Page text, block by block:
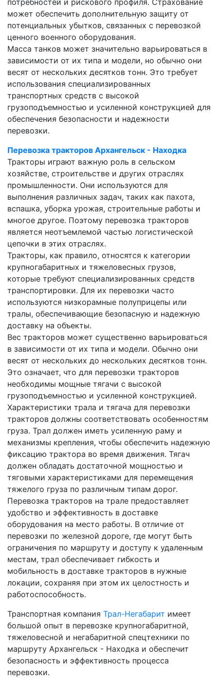
потребностей и рискового профиля. Страхование
может обеспечить дополнительную защиту от
потенциальных убытков, связанных с перевозкой
ценного военного оборудования.
Масса танков может значительно варьироваться в
зависимости от их типа и модели, но обычно они
весят от нескольких десятков тонн. Это требует
использования специализированных
транспортных средств с высокой
грузоподъемностью и усиленной конструкцией для
обеспечения безопасности и надежности
перевозки.
Перевозка тракторов Архангельск - Находка
Тракторы играют важную роль в сельском
хозяйстве, строительстве и других отраслях
промышленности. Они используются для
выполнения различных задач, таких как пахота,
вспашка, уборка урожая, строительные работы и
многое другое. Поэтому перевозка тракторов
является неотъемлемой частью логистической
цепочки в этих отраслях.
Тракторы, как правило, относятся к категории
крупногабаритных и тяжеловесных грузов,
которые требуют специализированных средств
транспортировки. Для их перевозки часто
используются низкорамные полуприцепы или
тралы, обеспечивающие безопасную и надежную
доставку на объекты.
Вес тракторов может существенно варьироваться
в зависимости от их типа и модели. Обычно они
весят от нескольких до нескольких десятков тонн.
Это означает, что для перевозки тракторов
необходимы мощные тягачи с высокой
грузоподъемностью и усиленной конструкцией.
Характеристики трала и тягача для перевозки
тракторов должны соответствовать особенностям
груза. Трал должен иметь усиленную раму и
механизмы крепления, чтобы обеспечить надежную
фиксацию трактора во время движения. Тягач
должен обладать достаточной мощностью и
тяговыми характеристиками для перемещения
тяжелого груза по различным типам дорог.
Перевозка тракторов на трале предоставляет
удобство и эффективность в доставке
оборудования на место работы. В отличие от
перевозки по железной дороге, где могут быть
ограничения по маршруту и доступу к удаленным
местам, трал обеспечивает гибкость и
мобильность в доставке тракторов в нужные
локации, сохраняя при этом их целостность и
работоспособность.
Транспортная компания Трал-Негабарит имеет
большой опыт в перевозке крупногабаритной,
тяжеловесной и негабаритной спецтехники по
маршруту Архангельск - Находка и обеспечит
безопасность и эффективность процесса
перевозки.